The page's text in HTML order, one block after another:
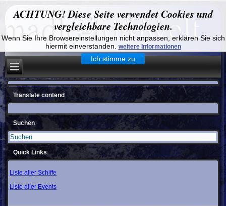
ACHTUNG! Diese Seite verwendet Cookies und
vergleichbare Technologien.
Wenn Sie Ihre Browsereinstellungen nicht anpassen, erklären Sie sich
hiermit einverstanden.
weitere Informationen
Ich stimme zu
Translate contend
Suchen
Quick Links
Liste aller Schiffe
Liste aller Events